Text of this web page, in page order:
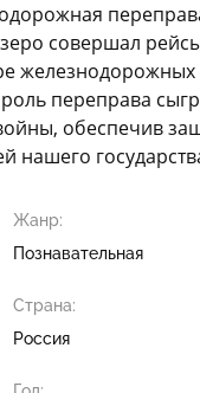
совершал
железнодорожных
переправа
обеспечив
нашего
Жанр:
Познавательная
Страна:
Россия